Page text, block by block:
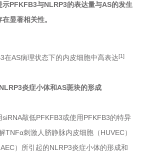
示PFKFB3与NLRP3的表达量与AS的发生
显著相关性。
在AS病理状态下的内皮细胞中高表达[1]
炎症小体和AS斑块的形成
siRNA敲低PFKFB3或使用PFKFB3的特异
TNFα刺激人脐静脉内皮细胞（HUVEC）
）所引起的NLRP3炎症小体的形成和